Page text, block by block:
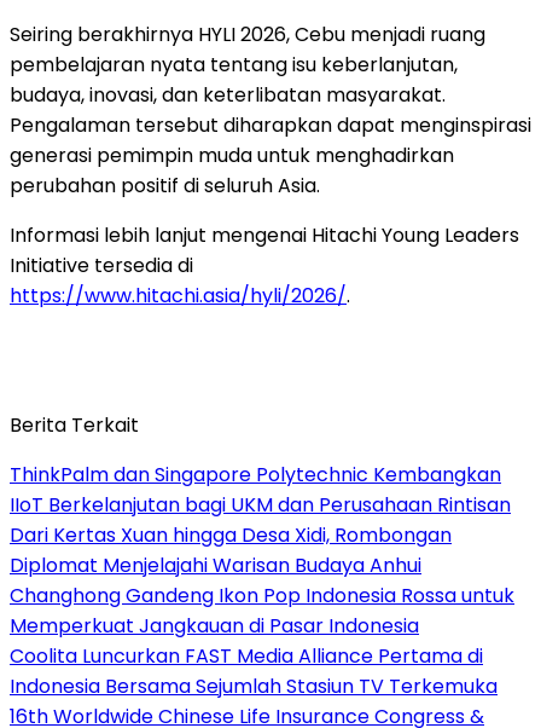
Seiring berakhirnya HYLI 2026, Cebu menjadi ruang
pembelajaran nyata tentang isu keberlanjutan,
budaya, inovasi, dan keterlibatan masyarakat.
Pengalaman tersebut diharapkan dapat menginspirasi
generasi pemimpin muda untuk menghadirkan
perubahan positif di seluruh Asia.
Informasi lebih lanjut mengenai Hitachi Young Leaders
Initiative tersedia di
https://www.hitachi.asia/hyli/2026/.
Berita Terkait
ThinkPalm dan Singapore Polytechnic Kembangkan
IIoT Berkelanjutan bagi UKM dan Perusahaan Rintisan
Dari Kertas Xuan hingga Desa Xidi, Rombongan
Diplomat Menjelajahi Warisan Budaya Anhui
Changhong Gandeng Ikon Pop Indonesia Rossa untuk
Memperkuat Jangkauan di Pasar Indonesia
Coolita Luncurkan FAST Media Alliance Pertama di
Indonesia Bersama Sejumlah Stasiun TV Terkemuka
16th Worldwide Chinese Life Insurance Congress &